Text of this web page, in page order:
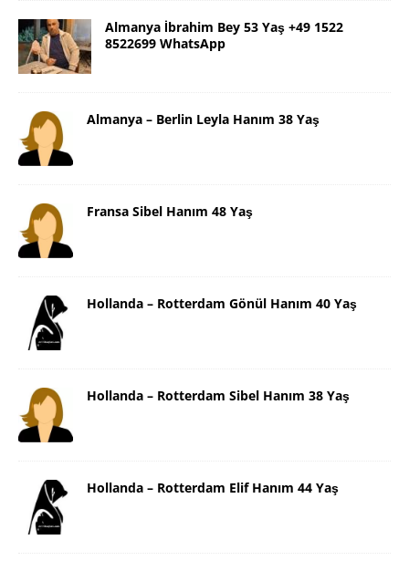
Almanya İbrahim Bey 53 Yaş +49 1522
8522699 WhatsApp
Almanya – Berlin Leyla Hanım 38 Yaş
Fransa Sibel Hanım 48 Yaş
Hollanda – Rotterdam Gönül Hanım 40 Yaş
Hollanda – Rotterdam Sibel Hanım 38 Yaş
Hollanda – Rotterdam Elif Hanım 44 Yaş